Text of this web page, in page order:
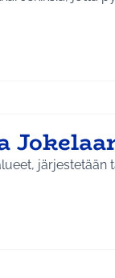
Tuusula
mukaan: Muut
Muut